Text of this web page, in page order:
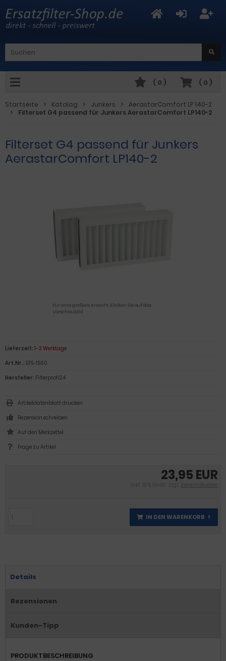
( 0 )
( 0 )
Startseite Katalog Junkers
AerastarComfort LP 140-2
Filterset G4 passend für Junkers AerastarComfort LP140-2
Filterset G4 passend für Junkers
AerastarComfort LP140-2
Für eine größere Ansicht klicken Sie auf das
Vorschaubild
23,95 EUR
inkl. 19 % MwSt. zzgl. Versandkosten
IN DEN WARENKORB
Lieferzeit: 1-3 Werktage
Art.Nr.: EFS-1560
Hersteller: Filterprofi24
Artikeldatenblatt drucken
Rezension schreiben
Frage zu Artikel
Details
Rezensionen
Kunden-Tipp
PRODUKTBESCHREIBUNG